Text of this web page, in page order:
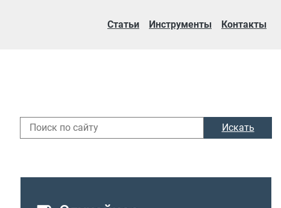
Статьи Инструменты Контакты
Искать